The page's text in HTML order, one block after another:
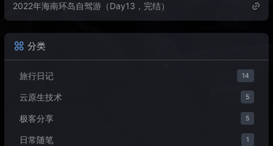
2022年海南环岛自驾游（Day13，完结）
分类
旅行日记 14
云原生技术 5
极客分享 5
日常随笔 1